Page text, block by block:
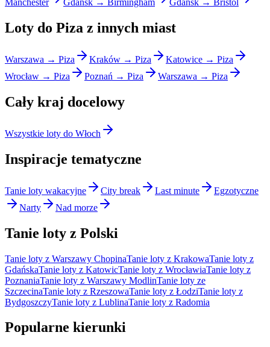
Manchester
Gdańsk → Birmingham Gdańsk → Bristol
Loty do Piza z innych miast
Warszawa → Piza Kraków → Piza
Katowice → Piza
Wrocław → Piza
Poznań → Piza Warszawa → Piza
Cały kraj docelowy
Wszystkie loty do Włoch
Inspiracje tematyczne
Tanie loty wakacyjne City break Last minute
Egzotyczne
Narty
Nad morze
Tanie loty z Polski
Tanie loty z Warszawy ChopinaTanie loty z KrakowaTanie loty z
GdańskaTanie loty z KatowicTanie loty z WrocławiaTanie loty z
PoznaniaTanie loty z Warszawy ModlinTanie loty ze
SzczecinaTanie loty z RzeszowaTanie loty z ŁodziTanie loty z
BydgoszczyTanie loty z LublinaTanie loty z Radomia
Popularne kierunki